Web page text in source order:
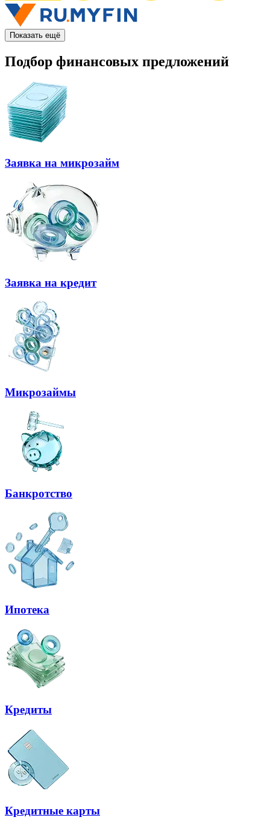
Показать ещё
Подбор финансовых предложений
Заявка на микрозайм
Заявка на кредит
Микрозаймы
Банкротство
Ипотека
Кредиты
Кредитные карты